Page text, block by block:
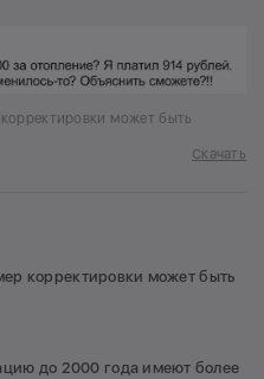
может быть
Скачать
корректировки может быть
до 2000 года имеют более